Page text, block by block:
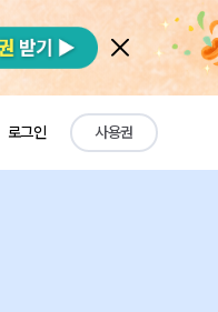
로그인 사용권